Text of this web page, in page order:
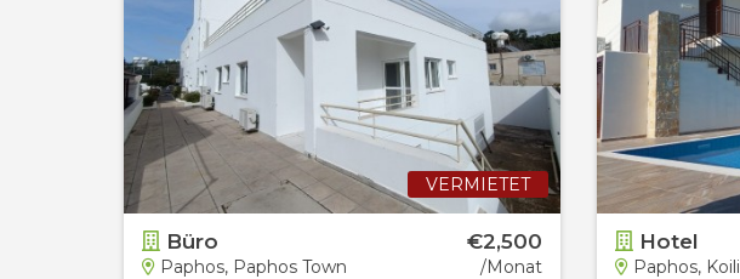
VERMIETET
Büro
Paphos, Paphos Town
€2,500
/Monat
Hotel
Paphos, Koili